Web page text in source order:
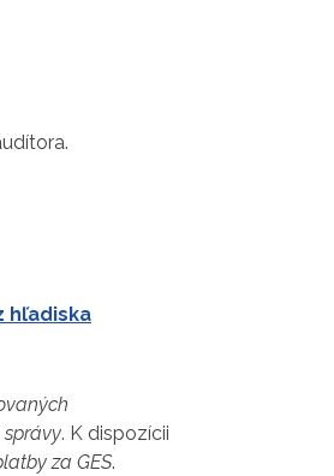
hľadiska
správy. K dispozícii
za GES.